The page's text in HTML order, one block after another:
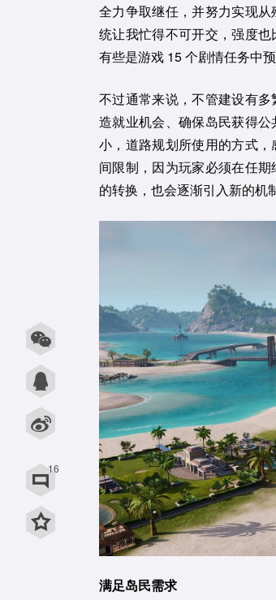
全力争取继任，并努力实现
统让我忙得不可开交，强度
有些是游戏 15 个剧情任务中预
不过通常来说，不管建设有
造就业机会、确保岛民获得
小，道路规划所使用的方式
间限制，因为玩家必须在任
的转换，也会逐渐引入新的机制
满足岛民需求
用微信扫描二维码
用QQ扫描二维码
16